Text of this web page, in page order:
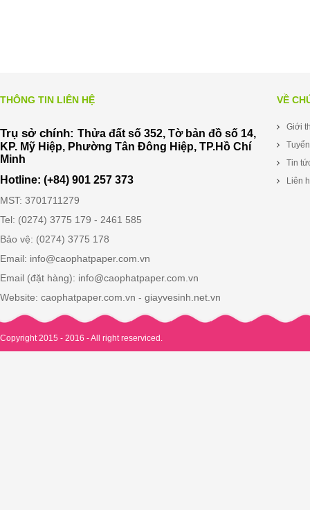
THÔNG TIN LIÊN HỆ
Trụ sở chính: Thửa đất số 352, Tờ bản đồ số 14,
KP. Mỹ Hiệp, Phường Tân Đông Hiệp, TP.Hồ Chí
Minh
Hotline: (+84) 901 257 373
MST: 3701711279
Tel: (0274) 3775 179 - 2461 585
Bảo vệ: (0274) 3775 178
Email: info@caophatpaper.com.vn
Email (đặt hàng): info@caophatpaper.com.vn
Website: caophatpaper.com.vn - giayvesinh.net.vn
VỀ
Giới
Tin
Liên
Copyright 2015 - 2016 - All right reserviced.